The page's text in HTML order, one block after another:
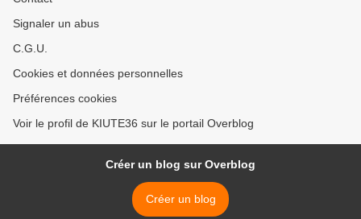
Signaler un abus
C.G.U.
Cookies et données personnelles
Préférences cookies
Voir le profil de KIUTE36 sur le portail Overblog
Créer un blog sur Overblog
Créer un blog